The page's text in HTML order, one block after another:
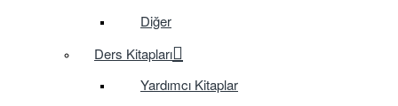
Diğer
Ders Kitapları
Yardımcı Kitaplar